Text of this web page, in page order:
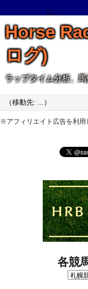
Horse
ログ)
ラップタイム分析、
※アフィリエイト広告を利用
各競